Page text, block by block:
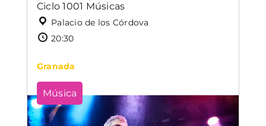
Ciclo 1001 Músicas
Palacio de los Córdova
20:30
Granada
Música